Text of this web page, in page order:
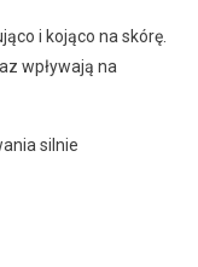
i kojąco na skórę.
wpływają na
silnie